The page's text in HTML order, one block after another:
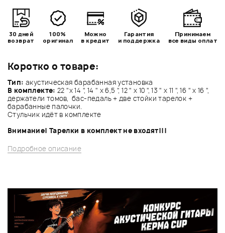
Коротко о товаре:
Тип: акустическая барабанная установка
В комплекте: 22 "x 14 ", 14 " x 6,5 ", 12 " x 10 ", 13 " x 11 ", 16 " x 16 ",
держатели томов, бас-педаль + две стойки тарелок +
барабанные палочки.
Стульчик идёт в комплекте
Внимание! Тарелки в комплект не входят!!!
Подробное описание
30 дней
возврат
100%
оригинал
Можно
в кредит
Гарантия
и поддержка
Принимаем
все виды оплат